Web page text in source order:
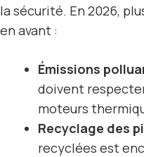
la sécurité. En 2026,
en avant :
Émissions
doivent
moteurs
Recyclage des
recyclées est